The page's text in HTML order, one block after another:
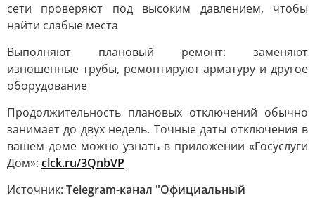
сети проверяют под высоким давлением, чтобы
найти слабые места
Выполняют плановый ремонт: заменяют
изношенные трубы, ремонтируют арматуру и другое
оборудование
Продолжительность плановых отключений обычно
занимает до двух недель. Точные даты отключения в
вашем доме можно узнать в приложении «Госуслуги
Дом»: clck.ru/3QnbVP
Источник: Telegram-канал "Официальный